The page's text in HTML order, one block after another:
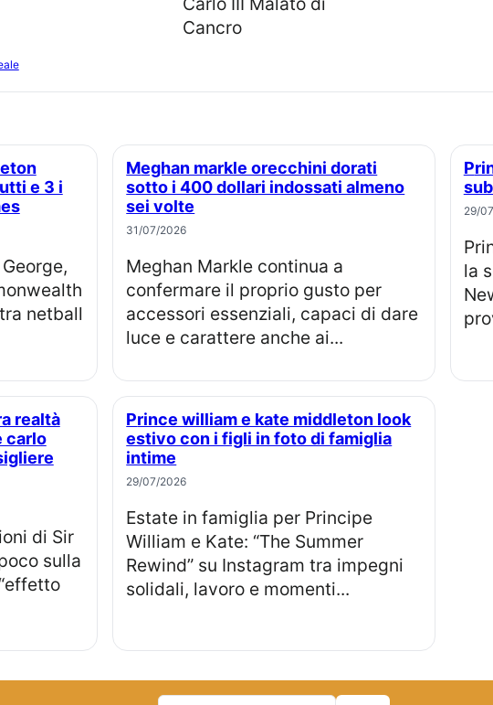
e 3 i
netball
Meghan markle orecchini dorati
sotto i 400 dollari indossati almeno
sei volte
31/07/2026
Meghan Markle continua a
confermare il proprio gusto per
accessori essenziali, capaci di dare
luce e carattere anche ai...
Prince harry perde causa legale e
29/
Prince Harry e co-querelanti: dopo
la
carlo
sulla
Prince william e kate middleton look
estivo con i figli in foto di famiglia
intime
29/07/2026
Estate in famiglia per Principe
William e Kate: “The Summer
Rewind” su Instagram tra impegni
solidali, lavoro e momenti...